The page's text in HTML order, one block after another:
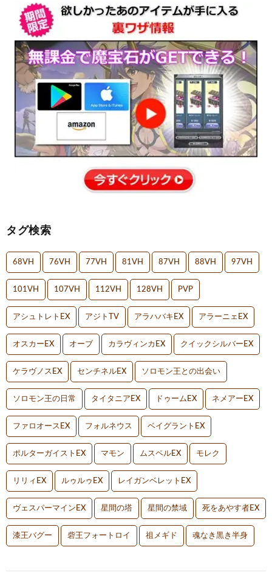
タグ検索
68VH 76VH 77VH 81VH 87VH 88VH 97VH
101VH 107VH 112VH 128VH PVP
アシュトレトEX アジトTV アラハバキEX アラーニェEX
オスカーEX オーブ カラヴィンカEX クイックシルバーEX
ケラヴノスEX センチネルEX ソロモン王との出会い
ソロモン王の日常 タイタニアEX ドゥームEX ネメアーEX
ファロオースEX フォルネウス ベイグラントEX
ポルターガイストEX マモン ムスペルEX モレク
リリィEX ルゥルゥEX レイガンベレットEX
ヴェスパーマインEX 星間の塔 星間の禁域 死をあやす者EX
漆王バグー 砦王フォートロイ 祖メギド 魂なき黒き半身